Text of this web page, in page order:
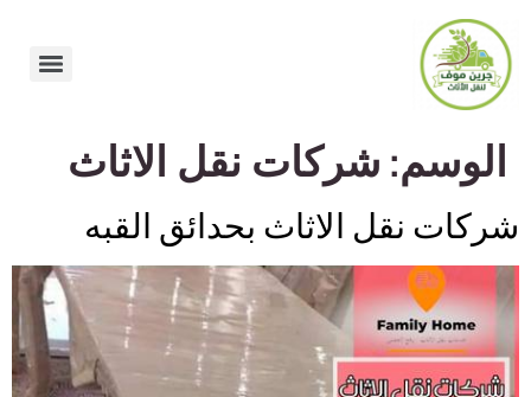
الوسم: شركات نقل الاثاث
شركات نقل الاثاث بحدائق القبه